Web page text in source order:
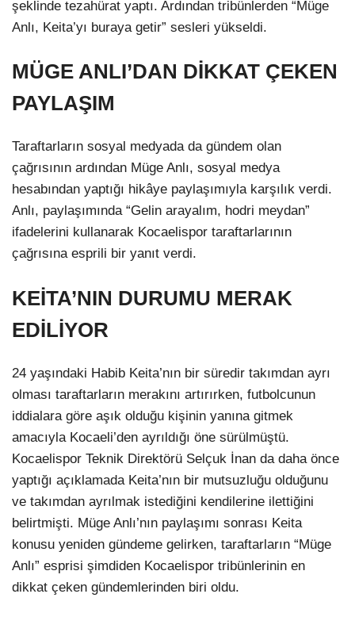
şeklinde tezahürat yaptı. Ardından tribünlerden “Müge
Anlı, Keita’yı buraya getir” sesleri yükseldi.
MÜGE ANLI’DAN DİKKAT ÇEKEN
PAYLAŞIM
Taraftarların sosyal medyada da gündem olan
çağrısının ardından Müge Anlı, sosyal medya
hesabından yaptığı hikâye paylaşımıyla karşılık verdi.
Anlı, paylaşımında “Gelin arayalım, hodri meydan”
ifadelerini kullanarak Kocaelispor taraftarlarının
çağrısına esprili bir yanıt verdi.
KEİTA’NIN DURUMU MERAK
EDİLİYOR
24 yaşındaki Habib Keita’nın bir süredir takımdan ayrı
olması taraftarların merakını artırırken, futbolcunun
iddialara göre aşık olduğu kişinin yanına gitmek
amacıyla Kocaeli’den ayrıldığı öne sürülmüştü.
Kocaelispor Teknik Direktörü Selçuk İnan da daha önce
yaptığı açıklamada Keita’nın bir mutsuzluğu olduğunu
ve takımdan ayrılmak istediğini kendilerine ilettiğini
belirtmişti. Müge Anlı’nın paylaşımı sonrası Keita
konusu yeniden gündeme gelirken, taraftarların “Müge
Anlı” esprisi şimdiden Kocaelispor tribünlerinin en
dikkat çeken gündemlerinden biri oldu.